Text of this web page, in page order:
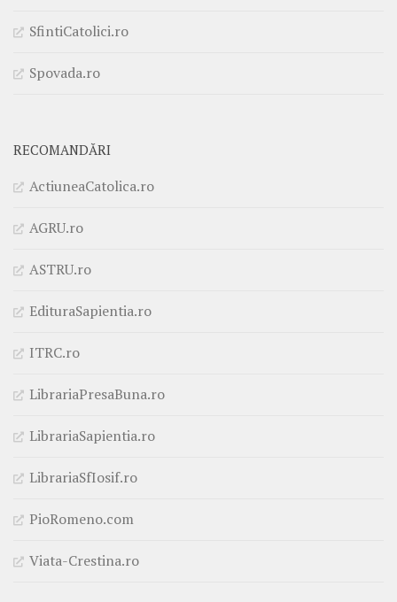
SfintiCatolici.ro
Spovada.ro
RECOMANDĂRI
ActiuneaCatolica.ro
AGRU.ro
ASTRU.ro
EdituraSapientia.ro
ITRC.ro
LibrariaPresaBuna.ro
LibrariaSapientia.ro
LibrariaSfIosif.ro
PioRomeno.com
Viata-Crestina.ro